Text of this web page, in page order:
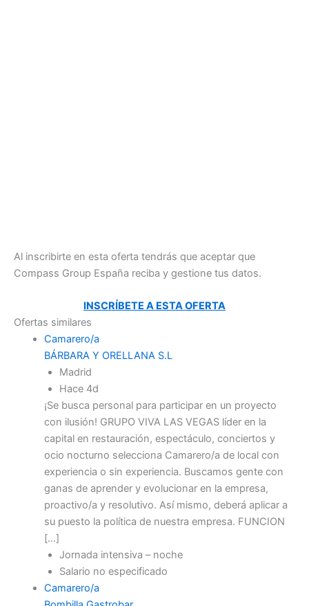
Al inscribirte en esta oferta tendrás que aceptar que
Compass Group España reciba y gestione tus datos.
INSCRÍBETE A ESTA OFERTA
Ofertas similares
Camarero/a
BÁRBARA Y ORELLANA S.L
Madrid
Hace 4d
¡Se busca personal para participar en un proyecto
con ilusión! GRUPO VIVA LAS VEGAS líder en la
capital en restauración, espectáculo, conciertos y
ocio nocturno selecciona Camarero/a de local con
experiencia o sin experiencia. Buscamos gente con
ganas de aprender y evolucionar en la empresa,
proactivo/a y resolutivo. Así mismo, deberá aplicar a
su puesto la política de nuestra empresa. FUNCION
[…]
Jornada intensiva – noche
Salario no especificado
Camarero/a